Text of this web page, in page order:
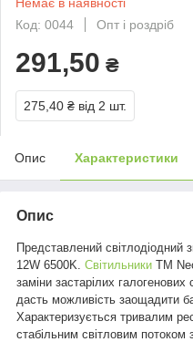
Код: 0044
Опт і роздріб
291,50 ₴
275,40 ₴ від 2 шт.
Опис Характеристики
Опис
Представлений світлодіодний з
12W 6500K Світильники ТМ
заміни застарілих галогенових
дасть можливість заощадити
Характеризується тривалим
стабільним світловим потоком